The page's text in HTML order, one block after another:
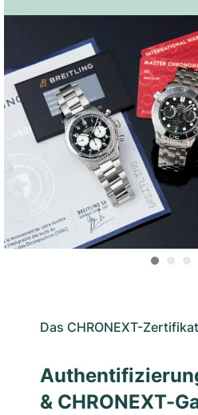
Das CHRONEXT-Zertifikat
& CHRONEXT-